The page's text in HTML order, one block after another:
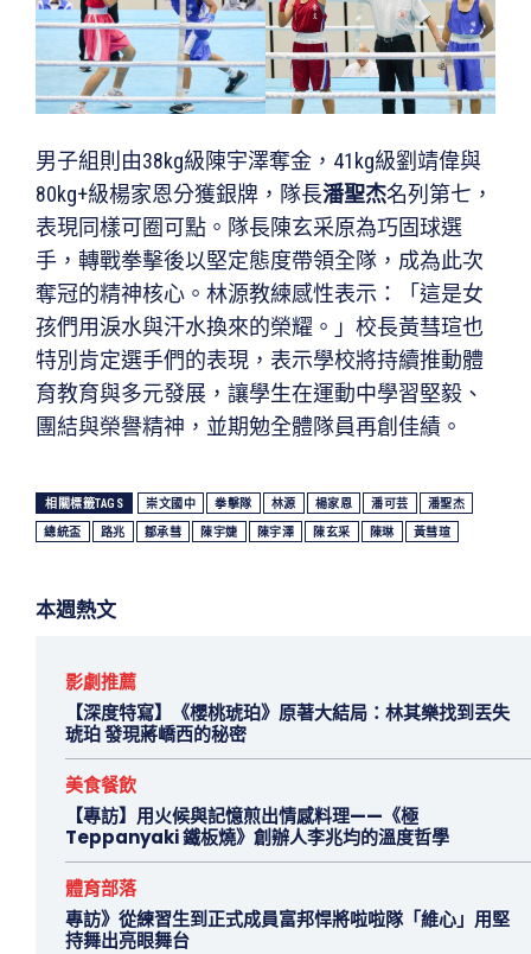
男子組則由38kg級陳宇澤奪金，41kg級劉靖偉與
80kg+級楊家恩分獲銀牌，隊長潘聖杰名列第七，
表現同樣可圈可點。隊長陳玄采原為巧固球選
手，轉戰拳擊後以堅定態度帶領全隊，成為此次
奪冠的精神核心。林源教練感性表示：「這是女
孩們用淚水與汗水換來的榮耀。」校長黃彗瑄也
特別肯定選手們的表現，表示學校將持續推動體
育教育與多元發展，讓學生在運動中學習堅毅、
團結與榮譽精神，並期勉全體隊員再創佳績。
相關標籤TAGS 崇文國中 拳擊隊 林源 楊家恩 潘可芸 潘聖杰
總統盃 路兆 鄒承彗 陳宇婕 陳宇澤 陳玄采 陳琳 黃彗瑄
本週熱文
影劇推薦
【深度特寫】《櫻桃琥珀》原著大結局：林其樂找到丟失
琥珀 發現蔣嶠西的秘密
美食餐飲
【專訪】用火候與記憶煎出情感料理——《極
Teppanyaki 鐵板燒》創辦人李兆均的溫度哲學
體育部落
專訪》從練習生到正式成員富邦悍將啦啦隊「維心」用堅
持舞出亮眼舞台